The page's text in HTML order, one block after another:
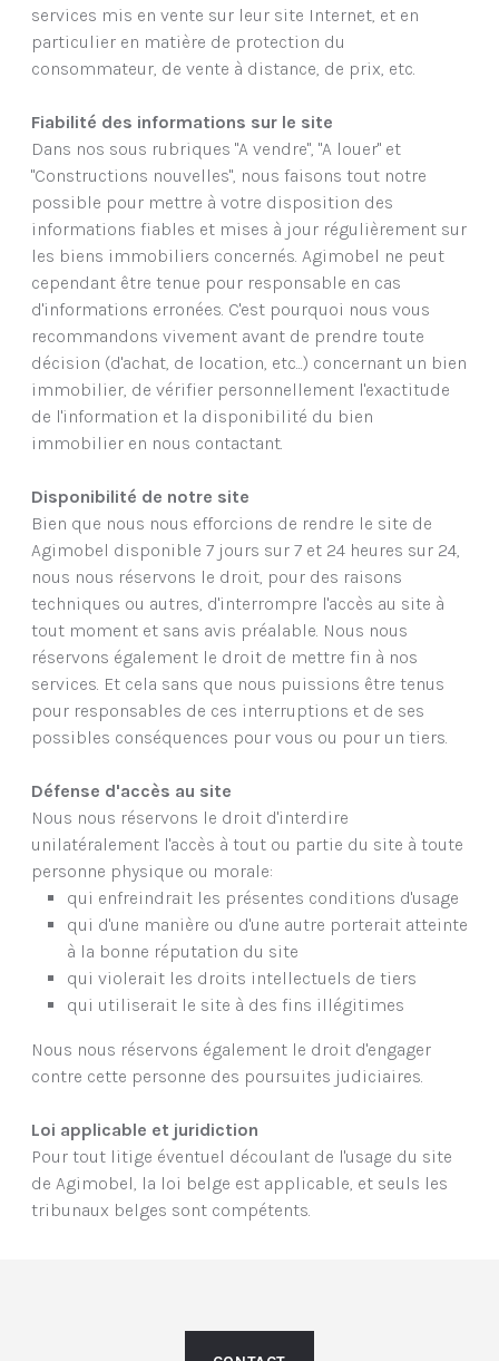
services mis en vente sur leur site Internet, et en
particulier en matière de protection du
consommateur, de vente à distance, de prix, etc.
Fiabilité des informations sur le site
Dans nos sous rubriques "A vendre", "A louer" et
"Constructions nouvelles", nous faisons tout notre
possible pour mettre à votre disposition des
informations fiables et mises à jour régulièrement sur
les biens immobiliers concernés. Agimobel ne peut
cependant être tenue pour responsable en cas
d'informations erronées. C'est pourquoi nous vous
recommandons vivement avant de prendre toute
décision (d'achat, de location, etc...) concernant un bien
immobilier, de vérifier personnellement l'exactitude
de l'information et la disponibilité du bien
immobilier en nous contactant.
Disponibilité de notre site
Bien que nous nous efforcions de rendre le site de
Agimobel disponible 7 jours sur 7 et 24 heures sur 24,
nous nous réservons le droit, pour des raisons
techniques ou autres, d'interrompre l'accès au site à
tout moment et sans avis préalable. Nous nous
réservons également le droit de mettre fin à nos
services. Et cela sans que nous puissions être tenus
pour responsables de ces interruptions et de ses
possibles conséquences pour vous ou pour un tiers.
Défense d'accès au site
Nous nous réservons le droit d'interdire
unilatéralement l'accès à tout ou partie du site à toute
personne physique ou morale:
qui enfreindrait les présentes conditions d'usage
qui d'une manière ou d'une autre porterait atteinte
à la bonne réputation du site
qui violerait les droits intellectuels de tiers
qui utiliserait le site à des fins illégitimes
Nous nous réservons également le droit d'engager
contre cette personne des poursuites judiciaires.
Loi applicable et juridiction
Pour tout litige éventuel découlant de l'usage du site
de Agimobel, la loi belge est applicable, et seuls les
tribunaux belges sont compétents.